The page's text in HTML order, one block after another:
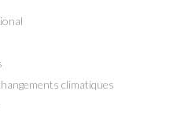
climatiques